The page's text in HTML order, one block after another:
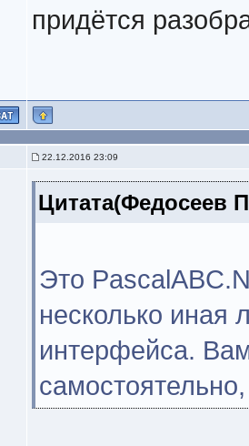
придётся
22.12.2016 23:09
Цитата(Федосеев
Это
несколько иная
интерфейса.